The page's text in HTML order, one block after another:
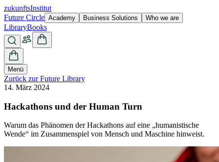
zukunftsInstitut
Future Circle Academy Business Solutions Who we are
LibraryBooks
Menü
Zurück zur Future Library
14. März 2024
Hackathons und der Human Turn
Warum das Phänomen der Hackathons auf eine „humanistische
Wende“ im Zusammenspiel von Mensch und Maschine hinweist.